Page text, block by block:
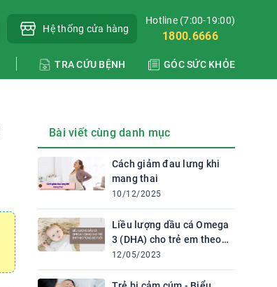
Hệ thống cửa hàng
Hotline (7:00-19:00)
1800.6666
TRA CỨU BỆNH GÓC SỨC KHỎE
Bài viết cùng danh mục
Cách giảm đau lưng khi
mang thai
10/12/2025
Liều lượng dầu cá Omega
3 (DHA) cho trẻ em theo
từng độ tuổi
12/05/2023